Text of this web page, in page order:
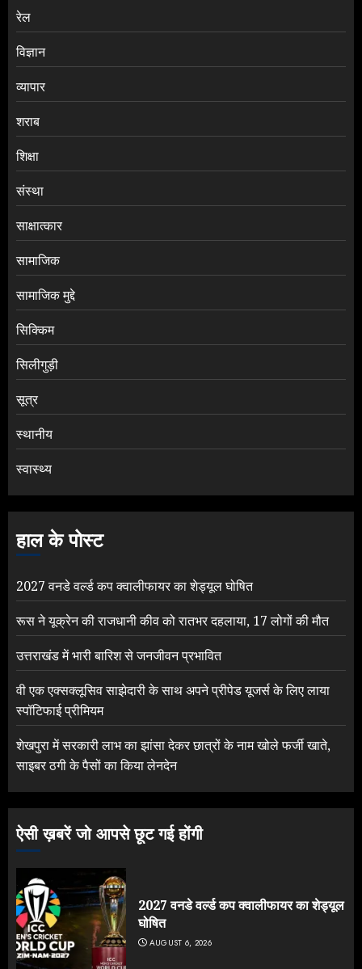
रेल
विज्ञान
व्यापार
शराब
शिक्षा
संस्था
साक्षात्कार
सामाजिक
सामाजिक मुद्दे
सिक्किम
सिलीगुड़ी
सूत्र
स्थानीय
स्वास्थ्य
हाल के पोस्ट
2027 वनडे वर्ल्ड कप क्वालीफायर का शेड्यूल घोषित
रूस ने यूक्रेन की राजधानी कीव को रातभर दहलाया, 17 लोगों की मौत
उत्तराखंड में भारी बारिश से जनजीवन प्रभावित
वी एक एक्सक्लूसिव साझेदारी के साथ अपने प्रीपेड यूजर्स के लिए लाया
स्पॉटिफाई प्रीमियम
शेखपुरा में सरकारी लाभ का झांसा देकर छात्रों के नाम खोले फर्जी खाते,
साइबर ठगी के पैसों का किया लेनदेन
ऐसी ख़बरें जो आपसे छूट गई होंगी
2027 वनडे वर्ल्ड कप क्वालीफायर का शेड्यूल
घोषित
AUGUST 6, 2026